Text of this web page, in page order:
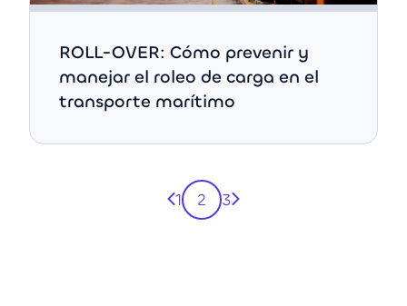
ROLL-OVER: Cómo prevenir y
manejar el roleo de carga en el
transporte marítimo
Página anterior
1 2 3 Página siguiente